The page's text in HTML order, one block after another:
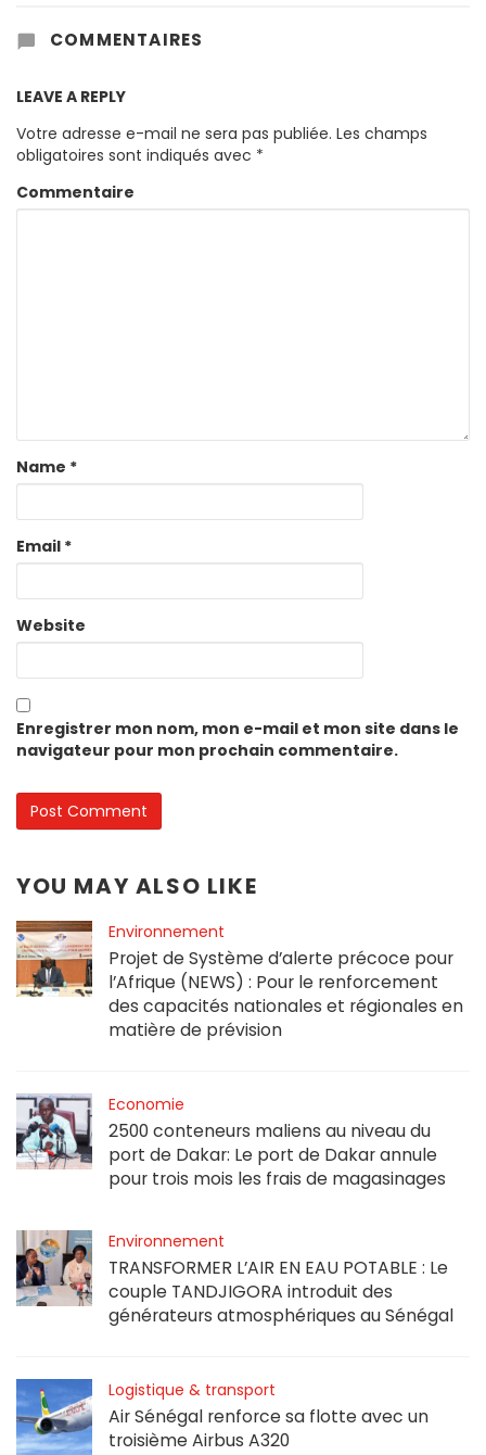
COMMENTAIRES
LEAVE A REPLY
Votre adresse e-mail ne sera pas publiée. Les champs
obligatoires sont indiqués avec *
Commentaire
Name *
Email *
Website
Enregistrer mon nom, mon e-mail et mon site dans le
navigateur pour mon prochain commentaire.
YOU MAY ALSO LIKE
Environnement
Projet de Système d’alerte précoce pour
l’Afrique (NEWS) : Pour le renforcement
des capacités nationales et régionales en
matière de prévision
Economie
2500 conteneurs maliens au niveau du
port de Dakar: Le port de Dakar annule
pour trois mois les frais de magasinages
Environnement
TRANSFORMER L’AIR EN EAU POTABLE : Le
couple TANDJIGORA introduit des
générateurs atmosphériques au Sénégal
Logistique & transport
Air Sénégal renforce sa flotte avec un
troisième Airbus A320